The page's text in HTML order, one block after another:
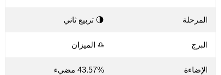
المرحلة 🌗 تربيع ثاني
البرج ♎ الميزان
الإضاءة 43.57% مضيء